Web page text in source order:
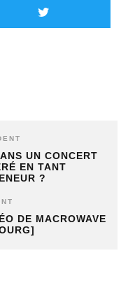
UN CONCERT
EN TANT
?
DE MACROWAVE